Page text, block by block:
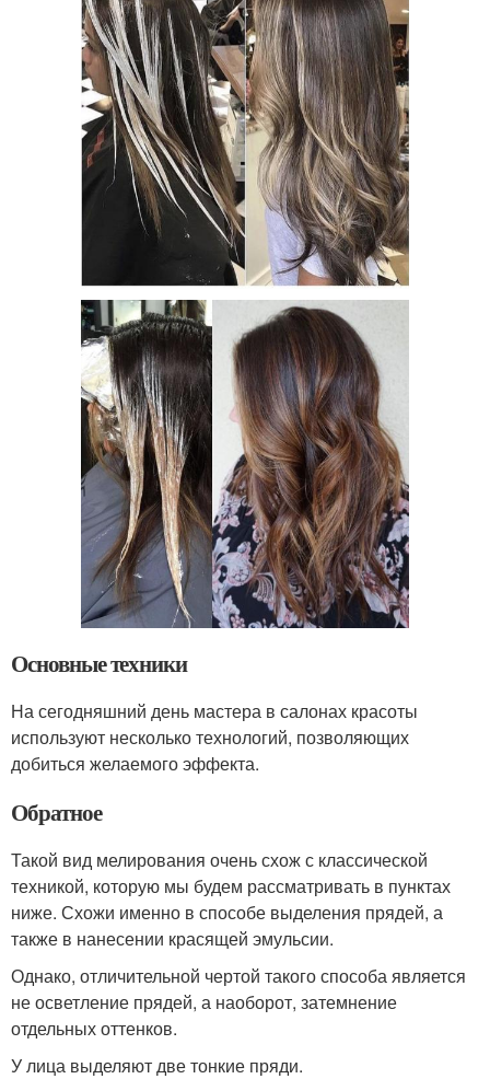
Основные техники
На сегодняшний день мастера в салонах красоты
используют несколько технологий, позволяющих
добиться желаемого эффекта.
Обратное
Такой вид мелирования очень схож с классической
техникой, которую мы будем рассматривать в пунктах
ниже. Схожи именно в способе выделения прядей, а
также в нанесении красящей эмульсии.
Однако, отличительной чертой такого способа является
не осветление прядей, а наоборот, затемнение
отдельных оттенков.
У лица выделяют две тонкие пряди.